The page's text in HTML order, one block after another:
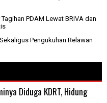
PDAM Lewat BRIVA dan
Pengukuhan Relawan
Diduga KDRT, Hidung